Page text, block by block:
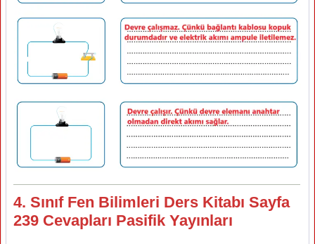
4. Sınıf Fen Bilimleri Ders Kitabı Sayfa
239 Cevapları Pasifik Yayınları